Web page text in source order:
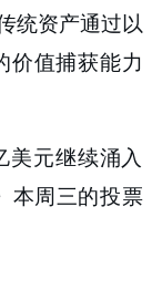
统资产通过以
价值捕获能力
元继续涌入
本周三的投票